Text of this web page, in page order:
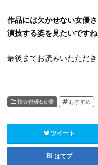
作品には欠かせない女優
演技する姿を見たいですね
最後までお読みいたただ
韓☆俳優&女優 おすすめ
ツイート
はてブ